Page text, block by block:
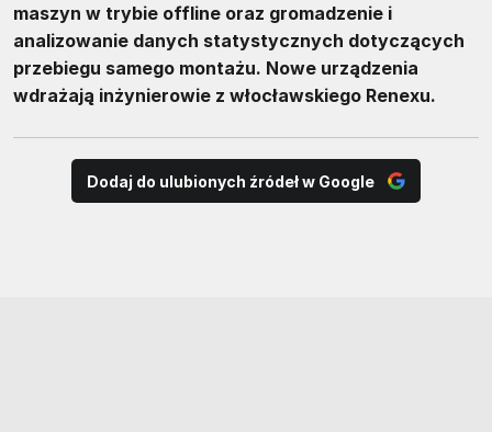
maszyn w trybie offline oraz gromadzenie i
analizowanie danych statystycznych dotyczących
przebiegu samego montażu. Nowe urządzenia
wdrażają inżynierowie z włocławskiego Renexu.
Dodaj do ulubionych źródeł w Google